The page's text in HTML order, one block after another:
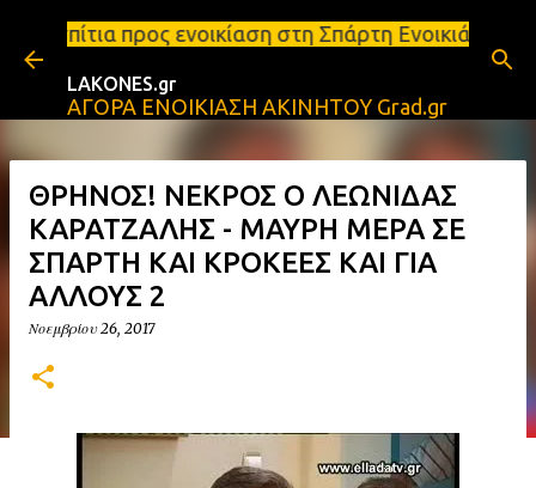
Μετάβαση στο κύριο περιεχόμενο
ενοικίαση στη Σπάρτη Ενοικιάσεις
LAKONES.gr
ΑΓΟΡΑ ΕΝΟΙΚΙΑΣΗ ΑΚΙΝΗΤΟΥ Grad.gr
ΘΡΗΝΟΣ! ΝΕΚΡΟΣ Ο ΛΕΩΝΙΔΑΣ
ΚΑΡΑΤΖΑΛΗΣ - ΜΑΥΡΗ ΜΕΡΑ ΣΕ
ΣΠΑΡΤΗ ΚΑΙ ΚΡΟΚΕΕΣ ΚΑΙ ΓΙΑ
ΑΛΛΟΥΣ 2
Νοεμβρίου 26, 2017